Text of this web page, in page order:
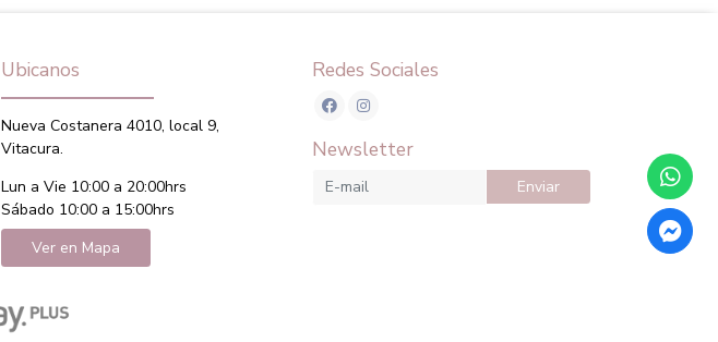
Ubicanos
Nueva Costanera 4010, local 9,
Vitacura.
Lun a Vie 10:00 a 20:00hrs
Sábado 10:00 a 15:00hrs
Ver en Mapa
Redes Sociales
Newsletter
Enviar